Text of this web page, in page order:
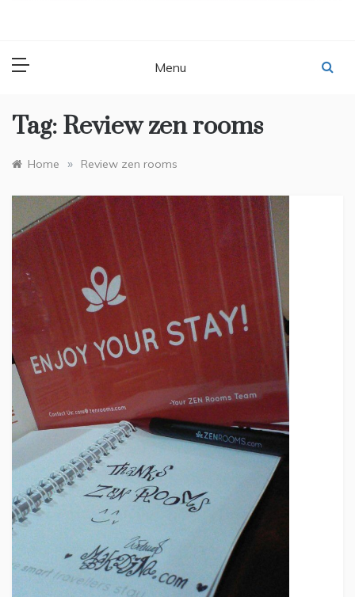
Menu
Tag: Review zen rooms
Home » Review zen rooms